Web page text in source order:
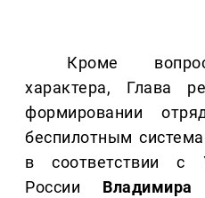
Кроме
характера, Глава
формировании
беспилотным
в соответствии с
России